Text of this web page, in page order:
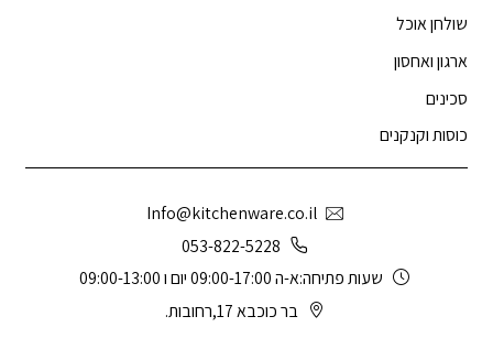
שולחן אוכל
ארגון ואחסון
סכינים
כוסות וקנקנים
Info@kitchenware.co.il
053-822-5228
שעות פתיחה:א-ה 09:00-17:00 יום ו 09:00-13:00
בר כוכבא 17,רחובות.